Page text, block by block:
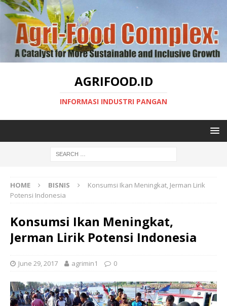
AGRIFOOD.ID
INFORMASI INDUSTRI PANGAN
HOME BISNIS
Konsumsi Ikan Meningkat, Jerman Lirik
Potensi Indonesia
Konsumsi Ikan Meningkat,
Jerman Lirik Potensi Indonesia
June 29, 2017 agrimin1 0